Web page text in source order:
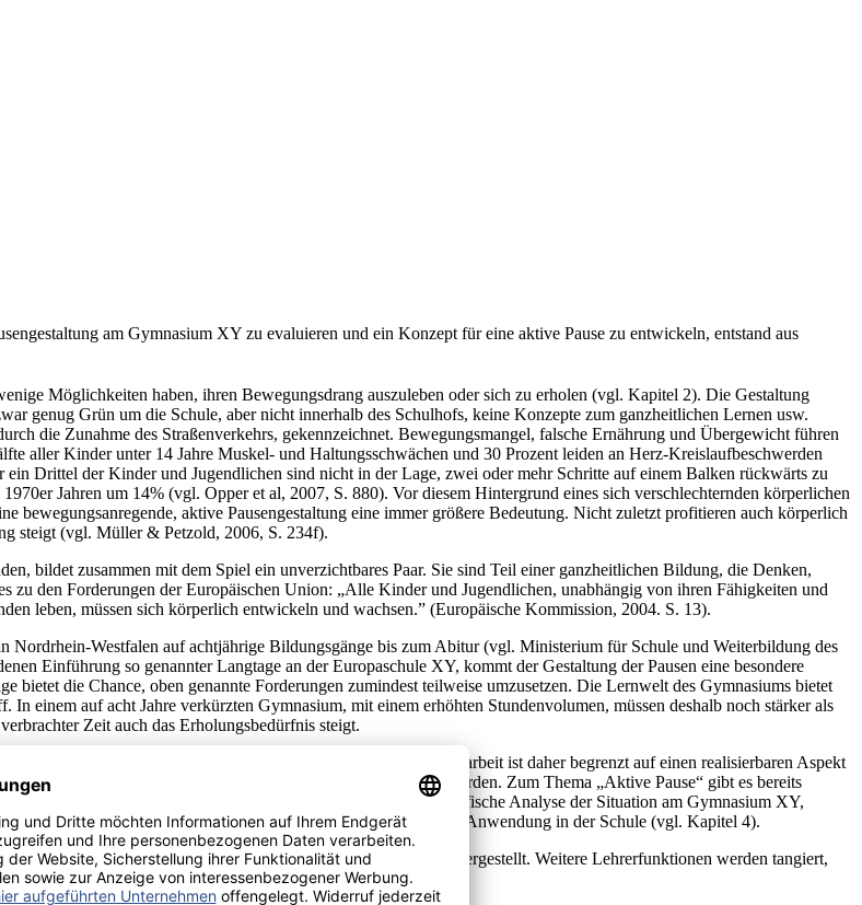
am Gymnasium XY zu evaluieren und ein Konzept für eine aktive Pause zu entwickeln, entstand aus
Möglichkeiten haben, ihren Bewegungsdrang auszuleben oder sich zu erholen (vgl. Kapitel 2). Die Gestaltung
genug Grün um die Schule, aber nicht innerhalb des Schulhofs, keine Konzepte zum ganzheitlichen Lernen usw.
die Zunahme des Straßenverkehrs, gekennzeichnet. Bewegungsmangel, falsche Ernährung und Übergewicht führen
aller Kinder unter 14 Jahre Muskel- und Haltungsschwächen und 30 Prozent leiden an Herz-Kreislaufbeschwerden
Drittel der Kinder und Jugendlichen sind nicht in der Lage, zwei oder mehr Schritte auf einem Balken rückwärts zu
Jahren um 14% (vgl. Opper et al, 2007, S. 880). Vor diesem Hintergrund eines sich verschlechternden körperlichen
bewegungsanregende, aktive Pausengestaltung eine immer größere Bedeutung. Nicht zuletzt profitieren auch körperlich
steigt (vgl. Müller & Petzold, 2006, S. 234f).
bildet zusammen mit dem Spiel ein unverzichtbares Paar. Sie sind Teil einer ganzheitlichen Bildung, die Denken,
den Forderungen der Europäischen Union: „Alle Kinder und Jugendlichen, unabhängig von ihren Fähigkeiten und
leben, müssen sich körperlich entwickeln und wachsen.” (Europäische Kommission, 2004. S. 13).
Westfalen auf achtjährige Bildungsgänge bis zum Abitur (vgl. Ministerium für Schule und Weiterbildung des
Einführung so genannter Langtage an der Europaschule XY, kommt der Gestaltung der Pausen eine besondere
bietet die Chance, oben genannte Forderungen zumindest teilweise umzusetzen. Die Lernwelt des Gymnasiums bietet
einem auf acht Jahre verkürzten Gymnasium, mit einem erhöhten Stundenvolumen, müssen deshalb noch stärker als
Zeit auch das Erholungsbedürfnis steigt.
füllen. Der Forschungsgegenstand der vorliegenden Hausarbeit ist daher begrenzt auf einen realisierbaren Aspekt
Pause - im Sinne einer aktiven Pause - vorgenommen worden. Zum Thema „Aktive Pause“ gibt es bereits
Mittagspause bezogenen. Dazu erfolgt eine spezifische Analyse der Situation am Gymnasium XY,
3). Auf der Basis dieser Analyse entsteht ein Konzept für die Anwendung in der Schule (vgl. Kapitel 4).
und Kooperieren“ sowie „ Organisieren und Verwalten“ hergestellt. Weitere Lehrerfunktionen werden tangiert,